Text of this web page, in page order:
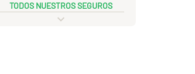
TODOS NUESTROS SEGUROS